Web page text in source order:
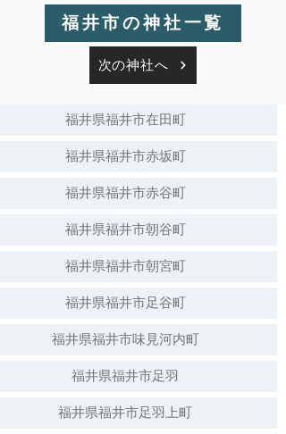
福井市の神社一覧
次の神社へ
福井県福井市在田町
福井県福井市赤坂町
福井県福井市赤谷町
福井県福井市朝谷町
福井県福井市朝宮町
福井県福井市足谷町
福井県福井市味見河内町
福井県福井市足羽
福井県福井市足羽上町